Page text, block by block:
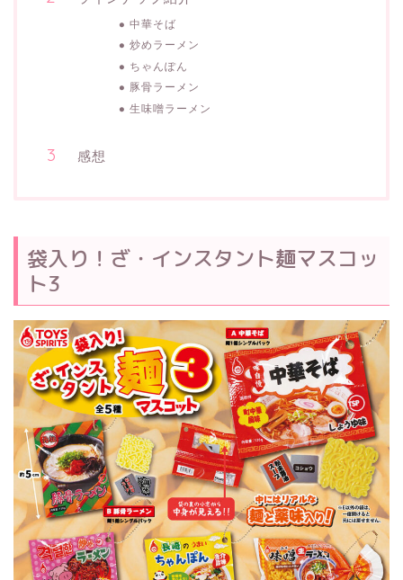
中華そば
炒めラーメン
ちゃんぽん
豚骨ラーメン
生味噌ラーメン
感想
袋入り！ざ・インスタント麺マスコッ
ト3